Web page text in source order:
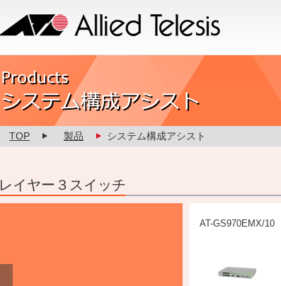
TOP 製品 システム構成アシスト
レイヤー３スイッチ
AT-GS970EMX/10